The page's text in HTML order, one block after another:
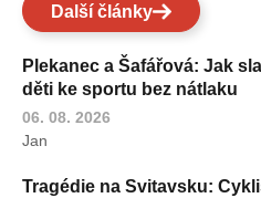
Další články
Plekanec a Šafářová: Jak
děti ke sportu bez nátlaku
06. 08. 2026
Jan
Tragédie na Svitavsku: